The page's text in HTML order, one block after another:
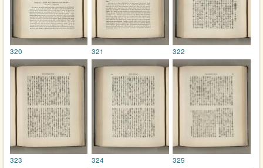
320 321 322
323 324 325